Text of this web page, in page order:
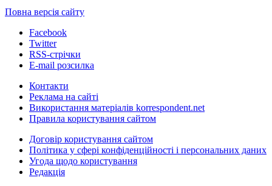
Повна версія сайту
Facebook
Twitter
RSS-стрічки
E-mail розсилка
Контакти
Реклама на сайті
Використання матеріалів korrespondent.net
Правила користування сайтом
Договір користування сайтом
Політика у сфері конфіденційності і персональних даних
Угода щодо користування
Редакція